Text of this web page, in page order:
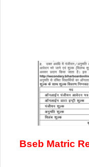
Bseb Matric